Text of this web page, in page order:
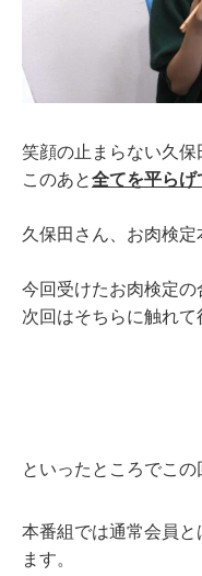
笑顔の止まらない久保
このあと全てを平らげ
久保田さん、お肉検定
今回受けたお肉検定の
次回はそちらに触れて
といったところでこの
本番組では通常会員と
ます。